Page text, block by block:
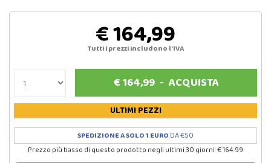
€ 164,99
Tutti i prezzi includono l'IVA
€164,99- ACQUISTA
ULTIMI PEZZI
SPEDIZIONE A SOLO 1 EURO DA €50
Prezzo più basso di questo prodotto negli ultimi 30 giorni: € 164.99